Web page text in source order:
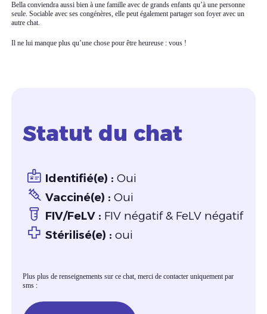
Bella conviendra aussi bien à une famille avec de grands enfants qu’à une personne
seule. Sociable avec ses congénères, elle peut également partager son foyer avec un
autre chat.
Il ne lui manque plus qu’une chose pour être heureuse : vous !
Statut du chat
Identifié(e) : Oui
Vacciné(e) : Oui
FIV/FeLV : FIV négatif & FeLV négatif
Stérilisé(e) : oui
Plus plus de renseignements sur ce chat, merci de contacter uniquement par
sms :